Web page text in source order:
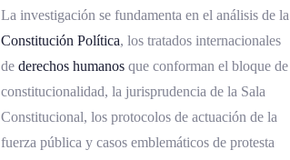
La investigación se fundamenta en el análisis de la
Constitución Política, los tratados internacionales
de derechos humanosque conforman el bloque de
constitucionalidad, la jurisprudencia de la Sala
Constitucional, los protocolos de actuación de la
fuerza pública y casos emblemáticos de protesta